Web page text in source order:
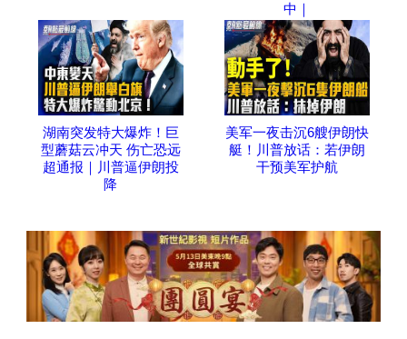
中｜
湖南突发特大爆炸！巨
型蘑菇云冲天 伤亡恐远
超通报｜川普逼伊朗投
降
美军一夜击沉6艘伊朗快
艇！川普放话：若伊朗
干预美军护航